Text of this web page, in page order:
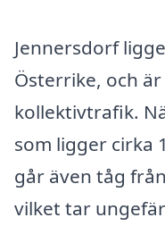
Jennersdorf
Österrike, och
kollektivtrafik.
som ligger cirka
går även tåg
vilket tar